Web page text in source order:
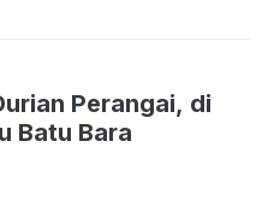
Perangai, di
Batu Bara